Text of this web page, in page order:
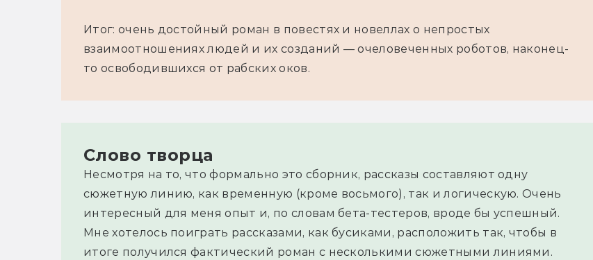
Итог: очень достойный роман в повестях и новеллах о непростых
взаимоотношениях людей и их созданий — очеловеченных роботов, наконец-
то освободившихся от рабских оков.
Слово творца
Несмотря на то, что формально это сборник, рассказы составляют одну
сюжетную линию, как временную (кроме восьмого), так и логическую. Очень
интересный для меня опыт и, по словам бета-тестеров, вроде бы успешный.
Мне хотелось поиграть рассказами, как бусиками, расположить так, чтобы в
итоге получился фактический роман с несколькими сюжетными линиями.